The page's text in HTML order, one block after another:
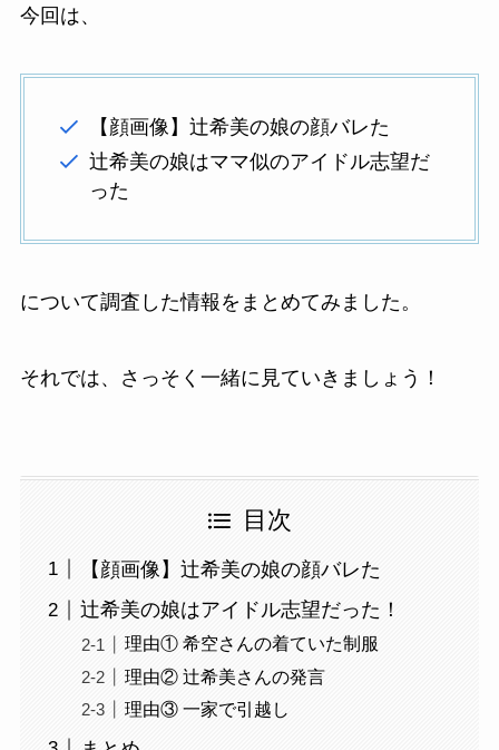
今回は、
【顔画像】辻希美の娘の顔バレた
辻希美の娘はママ似のアイドル志望だ
った
について調査した情報をまとめてみました。
それでは、さっそく一緒に見ていきましょう！
目次
【顔画像】辻希美の娘の顔バレた
辻希美の娘はアイドル志望だった！
理由① 希空さんの着ていた制服
理由② 辻希美さんの発言
理由③ 一家で引越し